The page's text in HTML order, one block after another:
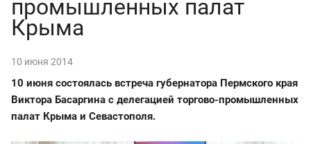
промышленных палат
Крыма
10 июня 2014
10 июня состоялась встреча губернатора Пермского края
Виктора Басаргина с делегацией торгово-промышленных
палат Крыма и Севастополя.